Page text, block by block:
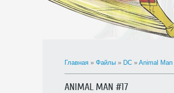
Главная » Файлы » DC » Animal Man
ANIMAL MAN #17